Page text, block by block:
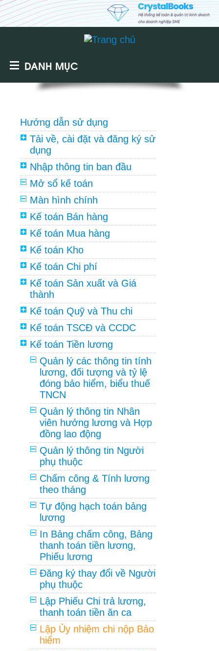
DANH MỤC
Hướng dẫn sử dụng
Tải về, cài đặt và đăng ký sử
dụng
Nhập thông tin ban đầu
Mở sổ kế toán
Màn hình chính
Kế toán Bán hàng
Kế toán Mua hàng
Kế toán Kho
Kế toán Chi phí
Kế toán Sản xuất và Giá
thành
Kế toán Quỹ và Thu chi
Kế toán TSCĐ và CCDC
Kế toán Tiền lương
Quản lý các thông tin tính
lương, đối tượng và tỷ lệ
đóng bảo hiểm, biểu thuế
TNCN
Quản lý thông tin Nhân
viên hưởng lương và Hợp
đồng lao động
Quản lý thông tin Người
phụ thuộc
Chấm công & Tính lương
theo tháng
Tự động hạch toán bảng
lương
In Bảng chấm công, Bảng
thanh toán tiền lương,
Phiếu lương
Đăng ký thay đổi về Người
phụ thuộc
Lập Phiếu Chi trả lương,
thanh toán tiền ăn ca
Lập Ủy nhiệm chi nộp Bảo
hiểm